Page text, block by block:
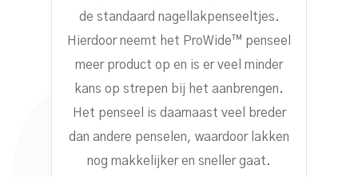
de standaard nagellakpenseeltjes.
Hierdoor neemt het ProWide™ penseel
meer product op en is er veel minder
kans op strepen bij het aanbrengen.
Het penseel is daarnaast veel breder
dan andere penselen, waardoor lakken
nog makkelijker en sneller gaat.